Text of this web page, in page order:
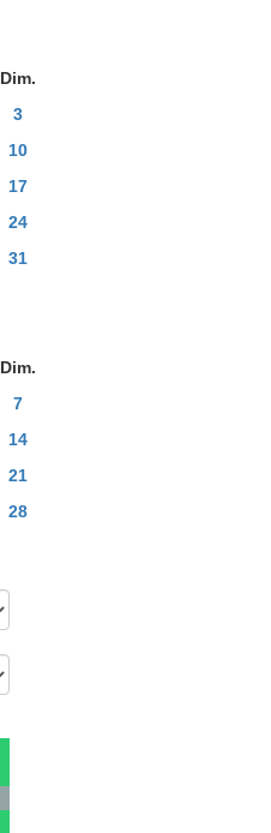
Dim.
3
10
17
24
31
Dim.
7
14
21
28